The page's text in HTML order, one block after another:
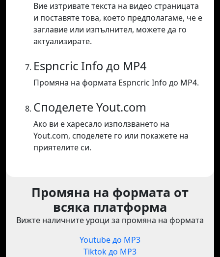
Вие изтривате текста на видео страницата
и поставяте това, което предполагаме, че е
заглавие или изпълнител, можете да го
актуализирате.
Espncric Info до MP4
Промяна на формата Espncric Info до MP4.
Споделете Yout.com
Ако ви е харесало използването на
Yout.com, споделете го или покажете на
приятелите си.
Промяна на формата от
всяка платформа
Вижте наличните уроци за промяна на формата
Youtube до MP3
Tiktok до MP3